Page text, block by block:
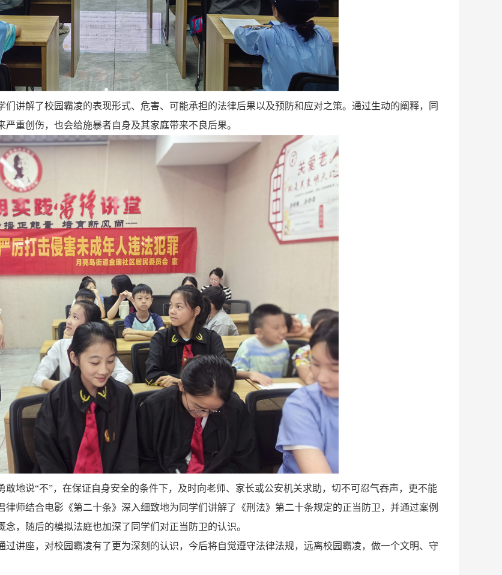
讲解了校园霸凌的表现形式、危害、可能承担的法律后果以及预防和应对之策。通过生动的阐释，同
重创伤，也会给施暴者自身及其家庭带来不良后果。
地说“不”，在保证自身安全的条件下，及时向老师、家长或公安机关求助，切不可忍气吞声，更不能
师结合电影《第二十条》深入细致地为同学们讲解了《刑法》第二十条规定的正当防卫，并通过案例
，随后的模拟法庭也加深了同学们对正当防卫的认识。
讲座，对校园霸凌有了更为深刻的认识，今后将自觉遵守法律法规，远离校园霸凌，做一个文明、守